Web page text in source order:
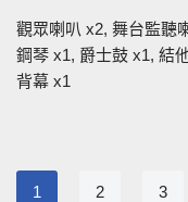
觀眾喇叭 x2, 舞台監聽
鋼琴 x1, 爵士鼓 x1, 結
背幕 x1
1 2 3